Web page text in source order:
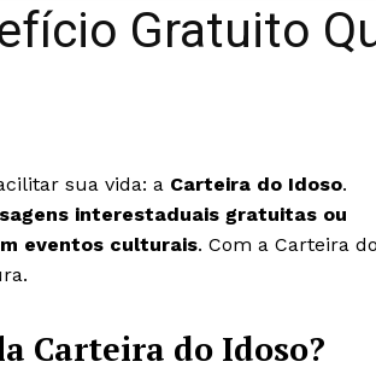
Gratuito
sua vida: a Carteira do Idoso.
interestaduais gratuitas ou
eventos culturais. Com a Carteira
Carteira do Idoso?